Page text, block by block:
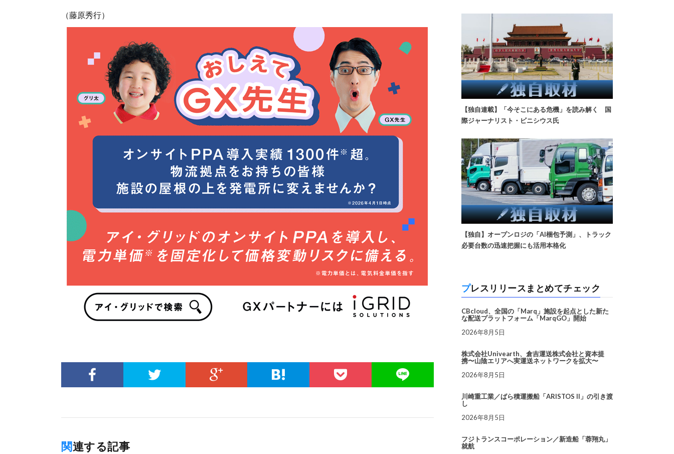
（藤原秀行）
関連する記事
【独自連載】「今そこにある危機」を読み解く 国
際ジャーナリスト・ビニシウス氏
【独自】オープンロジの「AI梱包予測」、トラック
必要台数の迅速把握にも活用本格化
プレスリリースまとめてチェック
CBcloud、全国の「Marq」施設を起点とした新た
な配送プラットフォーム「MarqGO」開始
2026年8月5日
株式会社Univearth、倉吉運送株式会社と資本提
携〜山陰エリアへ実運送ネットワークを拡大〜
2026年8月5日
川崎重工業／ばら積運搬船「ARISTOS II」の引き渡
し
2026年8月5日
フジトランスコーポレーション／新造船「蓉翔丸」
就航